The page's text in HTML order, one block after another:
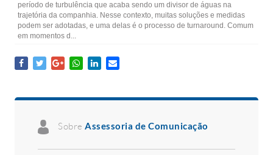
período de turbulência que acaba sendo um divisor de águas na
trajetória da companhia. Nesse contexto, muitas soluções e medidas
podem ser adotadas, e uma delas é o processo de turnaround. Comum
em momentos d...
Sobre Assessoria de Comunicação